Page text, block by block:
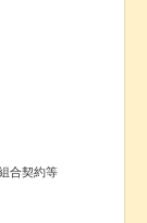
合契約等